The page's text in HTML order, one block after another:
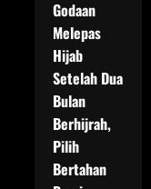
Godaan
Melepas
Hijab
Setelah Dua
Bulan
Berhijrah,
Pilih
Bertahan